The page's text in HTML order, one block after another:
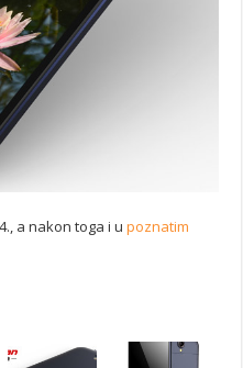
a nakon toga i upoznatim